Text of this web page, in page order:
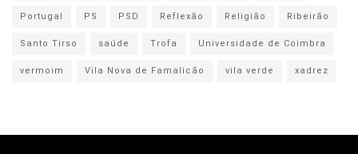
Portugal
PS PSD Reflexão Religião
Ribeirão
Santo Tirso
saúde Trofa
Universidade de Coimbra
vermoim
Vila Nova de Famalicão vila verde xadrez